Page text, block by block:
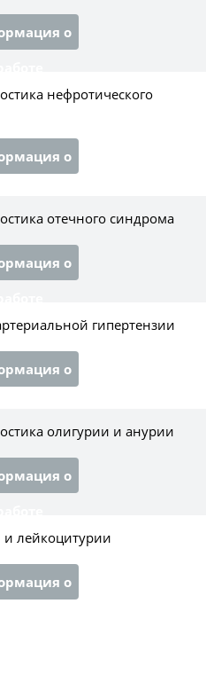
о
нефротического
о
отечного синдрома
о
гипертензии
о
олигурии и анурии
о
и лейкоцитурии
о